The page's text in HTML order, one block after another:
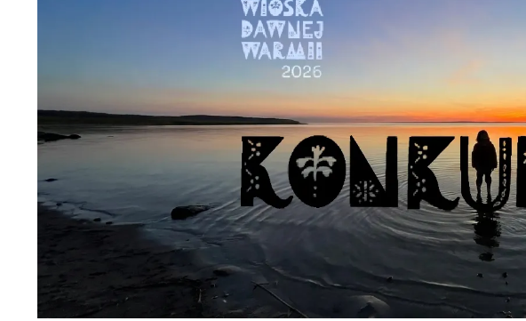
Wiosenny koncert ptaków na płocie Kwitnąca wiśnia i jej płatki